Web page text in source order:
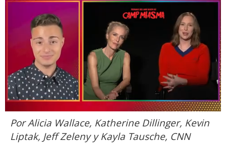
minute,
Por Alicia Wallace, Katherine Dillinger, Kevin
Liptak, Jeff Zeleny y Kayla Tausche, CNN